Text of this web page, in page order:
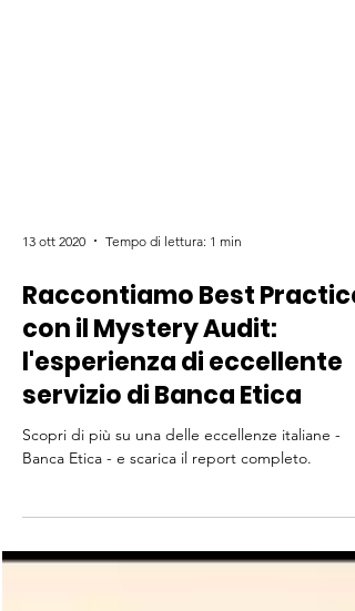
13 ott 2020 Tempo di lettura: 1 min
Raccontiamo Best Practice
con il Mystery Audit:
l'esperienza di eccellente
servizio di Banca Etica